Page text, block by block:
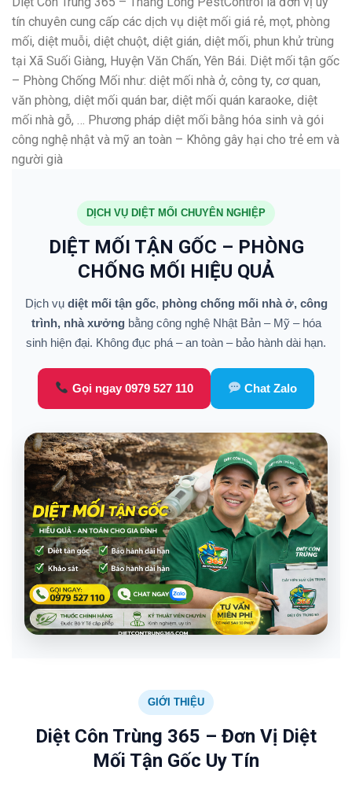
tín chuyên cung cấp các dịch vụ diệt mối giá rẻ, mọt, phòng
mối, diệt muỗi, diệt chuột, diệt gián, diệt mối, phun khử trùng
tại Xã Suối Giàng, Huyện Văn Chấn, Yên Bái. Diệt mối tận gốc
– Phòng Chống Mối như: diệt mối nhà ở, công ty, cơ quan,
văn phòng, diệt mối quán bar, diệt mối quán karaoke, diệt
mối nhà gỗ, … Phương pháp diệt mối bằng hóa sinh và gói
công nghệ nhật và mỹ an toàn – Không gây hại cho trẻ em và
người già
DỊCH VỤ DIỆT MỐI CHUYÊN NGHIỆP
DIỆT MỐI TẬN GỐC – PHÒNG
CHỐNG MỐI HIỆU QUẢ
Dịch vụ diệt mối tận gốc, phòng chống mối nhà ở, công
trình, nhà xưởngbằng công nghệ Nhật Bản – Mỹ – hóa
sinh hiện đại. Không đục phá – an toàn – bảo hành dài hạn.
Gọi ngay 0979 527 110 Chat Zalo
GIỚI THIỆU
Diệt Côn Trùng 365 – Đơn Vị Diệt
Mối Tận Gốc Uy Tín